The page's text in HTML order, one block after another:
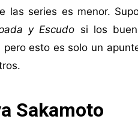
las series es menor.
y Escudo si los
esto es solo un
Sakamoto